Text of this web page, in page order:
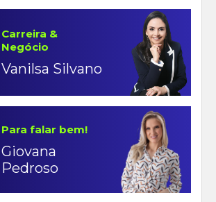
Carreira &
Negócio
Vanilsa Silvano
Para falar bem!
Giovana
Pedroso